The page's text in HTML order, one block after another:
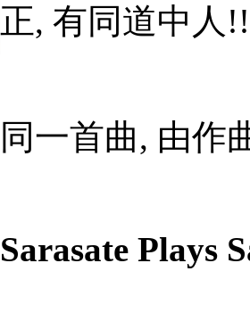
正, 有同道中人
同一首曲, 由作
Sarasate Plays